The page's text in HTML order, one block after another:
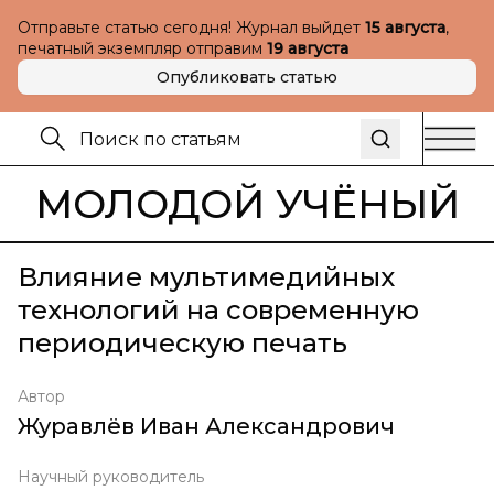
Отправьте статью сегодня! Журнал выйдет 15 августа,
печатный экземпляр отправим 19 августа
Опубликовать статью
МОЛОДОЙ УЧЁНЫЙ
Влияние мультимедийных
технологий на современную
периодическую печать
Автор
Журавлёв Иван Александрович
Научный руководитель